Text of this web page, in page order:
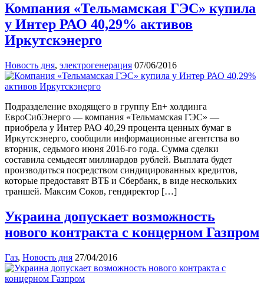
Компания «Тельмамская ГЭС» купила
у Интер РАО 40,29% активов
Иркутскэнерго
Новость дня, электрогенерация 07/06/2016
Подразделение входящего в группу En+ холдинга
ЕвроСибЭнерго — компания «Тельмамская ГЭС» —
приобрела у Интер РАО 40,29 процента ценных бумаг в
Иркутскэнерго, сообщили информационные агентства во
вторник, седьмого июня 2016-го года. Сумма сделки
составила семьдесят миллиардов рублей. Выплата будет
производиться посредством синдицированных кредитов,
которые предоставят ВТБ и Сбербанк, в виде нескольких
траншей. Максим Соков, гендиректор […]
Украина допускает возможность
нового контракта с концерном Газпром
Газ, Новость дня 27/04/2016